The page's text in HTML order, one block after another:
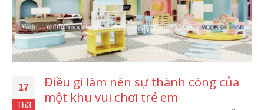
17
Th3
Điều gì làm nên sự thành công của
một khu vui chơi trẻ em